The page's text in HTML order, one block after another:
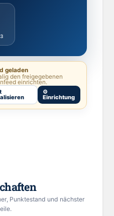
geladen
den freigegebenen
einrichten.
⚙
Einrichtung
Punktestand und nächster